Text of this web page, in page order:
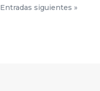
Entradas siguientes »